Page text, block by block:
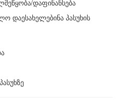
დაფინანსება
დაესახელებინა პასუხის